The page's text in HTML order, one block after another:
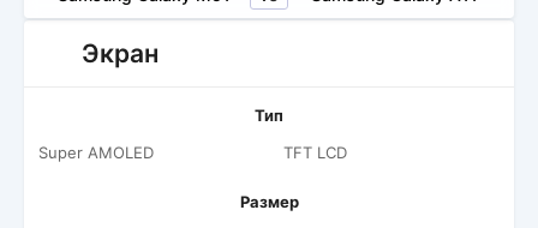
Экран
Тип
Super AMOLED
TFT LCD
Размер